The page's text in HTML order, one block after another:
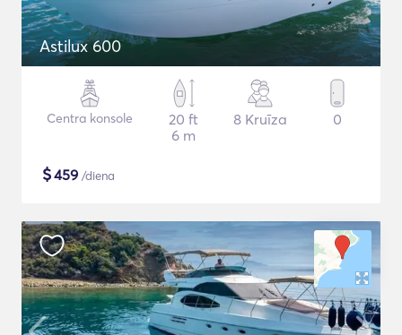
Astilux 600
Centra konsole
20 ft
6 m
8 Kruīza 0
$459 /diena